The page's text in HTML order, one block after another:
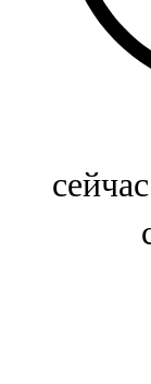
107,5
Биләр
Болгар